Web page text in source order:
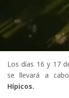
Los días 16 y 17
se llevará a
Hípicos.